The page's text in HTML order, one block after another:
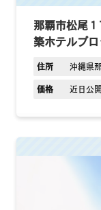
那覇市松尾
築ホテルプ
住所 沖縄県
価格 近日公開